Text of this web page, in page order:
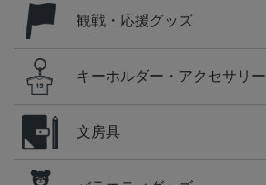
観戦・応援グッズ
キーホルダー・アクセサリー
文房具